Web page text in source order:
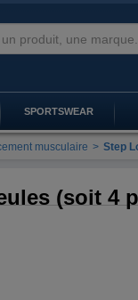
SPORTSWEAR
musculaire > Step
(soit 4